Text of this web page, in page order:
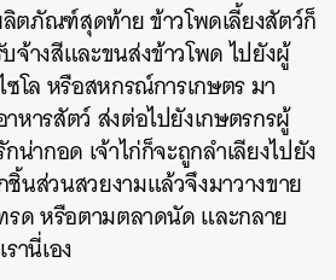
ตภัณฑ์สุดท้าย ข้าวโพดเลี้ยงสัตว์ก็
จ้างสีและขนส่งข้าวโพด ไปยังผู้
โล หรือสหกรณ์การเกษตร มา
หารสัตว์ ส่งต่อไปยังเกษตรกรผู้
น่ากอด เจ้าไก่ก็จะถูกลำเลียงไปยัง
นส่วนสวยงามแล้วจึงมาวางขาย
รด หรือตามตลาดนัด และกลาย
านี่เอง